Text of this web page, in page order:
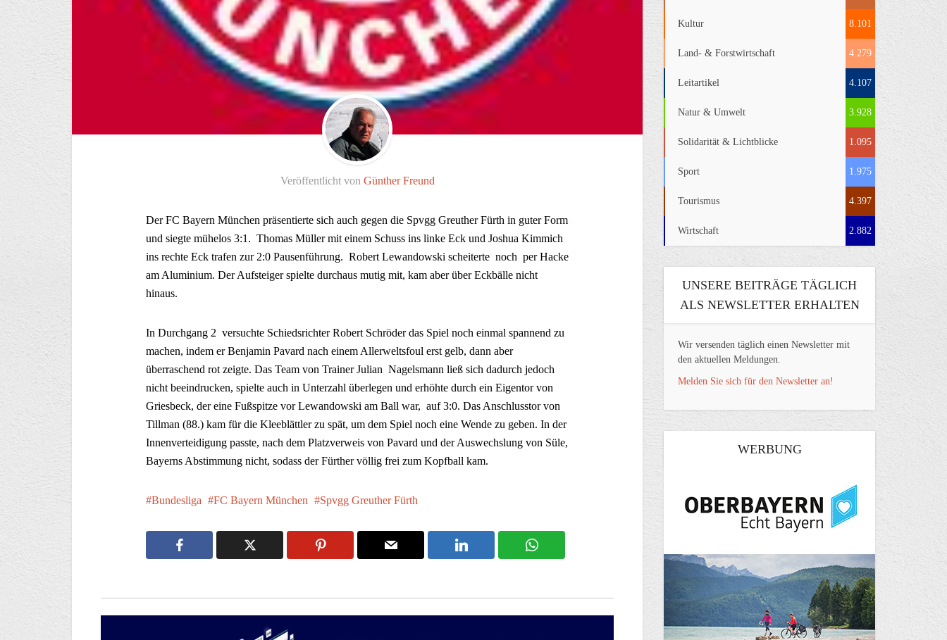
Veröffentlicht von Günther Freund
Der FC Bayern München präsentierte sich auch gegen die Spvgg Greuther Fürth in guter Form
und siegte mühelos 3:1. Thomas Müller mit einem Schuss ins linke Eck und Joshua Kimmich
ins rechte Eck trafen zur 2:0 Pausenführung. Robert Lewandowski scheiterte noch per Hacke
am Aluminium. Der Aufsteiger spielte durchaus mutig mit, kam aber über Eckbälle nicht
hinaus.
In Durchgang 2 versuchte Schiedsrichter Robert Schröder das Spiel noch einmal spannend zu
machen, indem er Benjamin Pavard nach einem Allerweltsfoul erst gelb, dann aber
überraschend rot zeigte. Das Team von Trainer Julian Nagelsmann ließ sich dadurch jedoch
nicht beeindrucken, spielte auch in Unterzahl überlegen und erhöhte durch ein Eigentor von
Griesbeck, der eine Fußspitze vor Lewandowski am Ball war, auf 3:0. Das Anschlusstor von
Tillman (88.) kam für die Kleeblättler zu spät, um dem Spiel noch eine Wende zu geben. In der
Innenverteidigung passte, nach dem Platzverweis von Pavard und der Auswechslung von Süle,
Bayerns Abstimmung nicht, sodass der Fürther völlig frei zum Kopfball kam.
Bundesliga FC Bayern München Spvgg Greuther Fürth
Kultur 8.101
Land- & Forstwirtschaft 4.279
Leitartikel 4.107
Natur & Umwelt 3.928
Solidarität & Lichtblicke 1.095
Sport 1.975
Tourismus 4.397
Wirtschaft 2.882
UNSERE BEITRÄGE TÄGLICH
ALS NEWSLETTER ERHALTEN
Wir versenden täglich einen Newsletter mit
den aktuellen Meldungen.
Melden Sie sich für den Newsletter an!
WERBUNG